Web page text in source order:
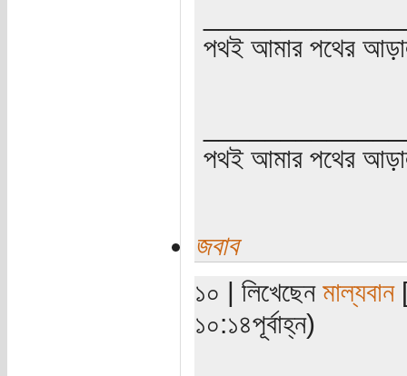
পথই আমার পথের
পথই আমার পথের
জবাব
১০ | লিখেছেন মাল্যবান
১০:১৪পূর্বাহ্ন)